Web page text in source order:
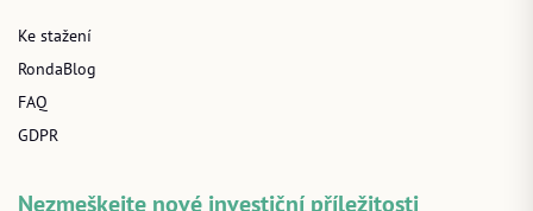
Ke stažení
RondaBlog
FAQ
GDPR
Nezmeškejte nové investiční příležitosti